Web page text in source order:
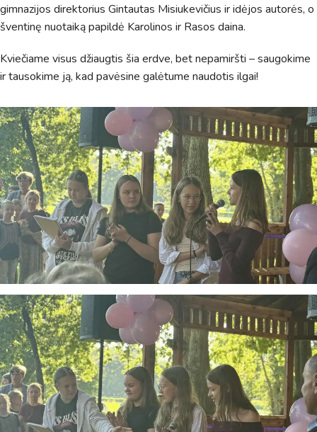
gimnazijos direktorius Gintautas Misiukevičius ir idėjos autorės, o
šventinę nuotaiką papildė Karolinos ir Rasos daina.
Kviečiame visus džiaugtis šia erdve, bet nepamiršti – saugokime
ir tausokime ją, kad pavėsine galėtume naudotis ilgai!
Virtualus asistentas E. Balsio gimnazijos DI
Sveiki! Taip, aš esu virtualus. Tačiau dirbtinis intelektas
suteikia man galimybę ne tik analizuoti Jūsų klausimą, bet
dar tobulai atsimenu visą šioje svetainėje pateiktą
informaciją. Jei visgi man pritrūks išmanumo - pateiksiu
Jums reikiamus kontaktus, kur galėsite pasiklausti
atsakingo specialisto.
Taigi... kuo galėčiau Jums padėti?